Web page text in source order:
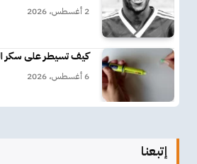
2 أغسطس، 2026
كيف تسيطر على سكر
6 أغسطس، 2026
إتبعنا